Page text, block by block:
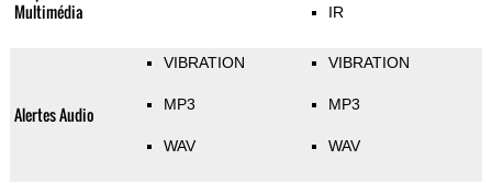
Multimédia
IR
Alertes Audio
VIBRATION
MP3
WAV
VIBRATION
MP3
WAV